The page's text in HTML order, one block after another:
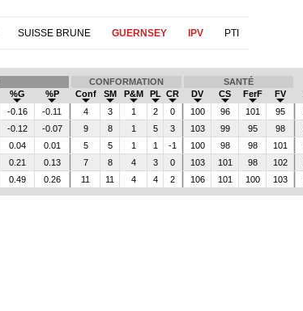
SUISSE BRUNE GUERNSEY IPV PTI
CONFORMATION SANTÉ
%G %P Conf SM P&M PL CR DV CS FerF FV
-0.16 -0.11 4 3 1 2 0 100 96 101 95
-0.12 -0.07 9 8 1 5 3 103 99 95 98
0.04 0.01 5 5 1 1 -1 100 98 98 101
0.21 0.13 7 8 4 3 0 103 101 98 102
0.49 0.26 11 11 4 4 2 106 101 100 103